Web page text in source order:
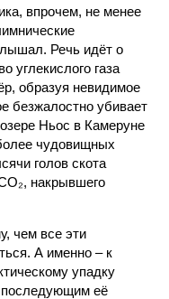
впрочем, не менее
Речь идёт о
углекислого газа
образуя невидимое
безжалостно убивает
Ньос в Камеруне
чудовищных
голов скота
накрывшего
чем все эти
А именно – к
упадку
последующим её